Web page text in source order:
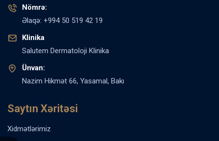
Nömrə:
Əlaqə: +994 50 519 42 19
Klinika
Salutem Dermatoloji Klinika
Ünvan:
Nazim Hikmət 66, Yasamal, Bakı
Saytın Xəritəsi
Xidmətlərimiz